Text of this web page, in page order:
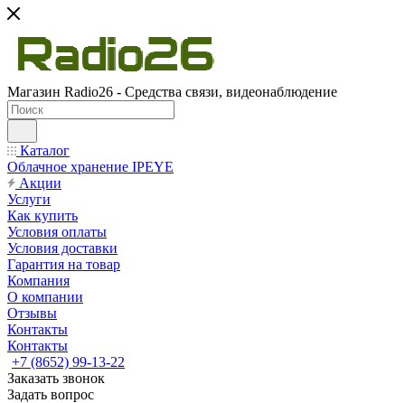
Магазин Radio26 - Средства связи, видеонаблюдение
Каталог
Облачное хранение IPEYE
Акции
Услуги
Как купить
Условия оплаты
Условия доставки
Гарантия на товар
Компания
О компании
Отзывы
Контакты
Контакты
+7 (8652) 99-13-22
Заказать звонок
Задать вопрос